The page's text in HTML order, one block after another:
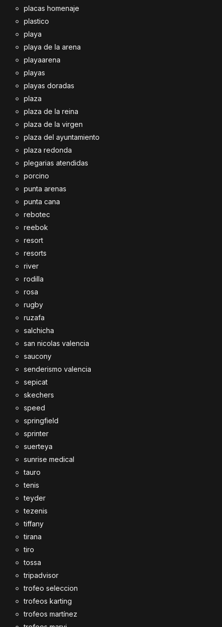
placas homenaje
plastico
playa
playa de la arena
playaarena
playas
playas doradas
plaza
plaza de la reina
plaza de la virgen
plaza del ayuntamiento
plaza redonda
plegarias atendidas
porcino
punta arenas
punta cana
rebotec
reebok
resort
resorts
river
rodilla
rosa
rugby
ruzafa
salchicha
san nicolas valencia
saucony
senderismo valencia
sepicat
skechers
speed
springfield
sprinter
suerteya
sunrise medical
tauro
tenis
teyder
tezenis
tiffany
tirana
tiro
tossa
tripadvisor
trofeo seleccion
trofeos karting
trofeos martínez